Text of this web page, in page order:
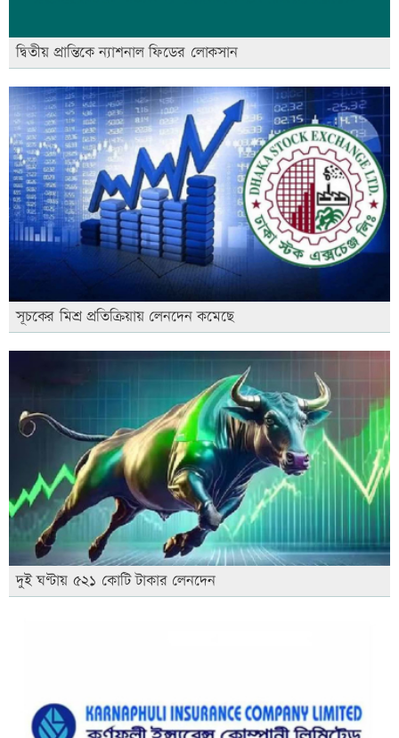
দ্বিতীয় প্রান্তিকে ন্যাশনাল ফিডের লোকসান
সূচকের মিশ্র প্রতিক্রিয়ায় লেনদেন কমেছে
দুই ঘণ্টায় ৫২১ কোটি টাকার লেনদেন